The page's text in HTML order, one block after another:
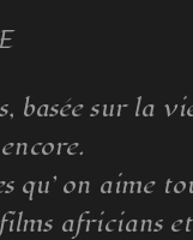
basée sur la
qu’ on aime
africians